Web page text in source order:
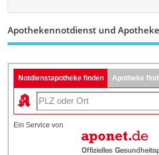
Apothekennotdienst und
Notdienstapotheke finden Apotheke
Ein Service von